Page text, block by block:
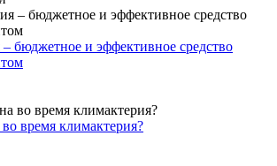
– бюджетное и эффективное средство
время климактерия?